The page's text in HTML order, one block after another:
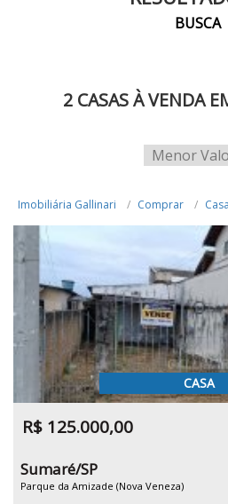
BUSCA
2 CASAS À VENDA
Imobiliária Gallinari Comprar
CASA
R$ 125.000,00
Sumaré/SP
Parque da Amizade (Nova Veneza)